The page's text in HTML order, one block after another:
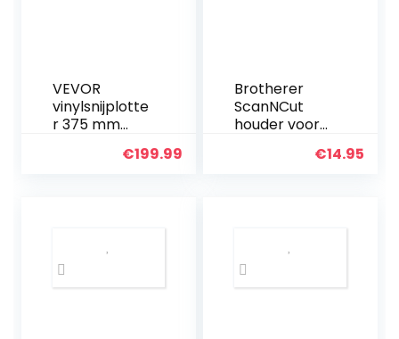
VEVOR
vinylsnijplotte
r 375 mm
vinylsnijmachi
Windows-
systeem…
€199.99
Brotherer
ScanNCut
houder voor
€14.95